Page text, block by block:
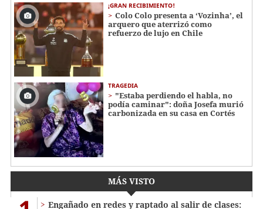
¡GRAN RECIBIMIENTO!
Colo Colo presenta a ‘Vozinha’, el
arquero que aterrizó como
refuerzo de lujo en Chile
TRAGEDIA
"Estaba perdiendo el habla, no
podía caminar": doña Josefa murió
carbonizada en su casa en Cortés
MÁS VISTO
Engañado en redes y raptado al salir de clases: